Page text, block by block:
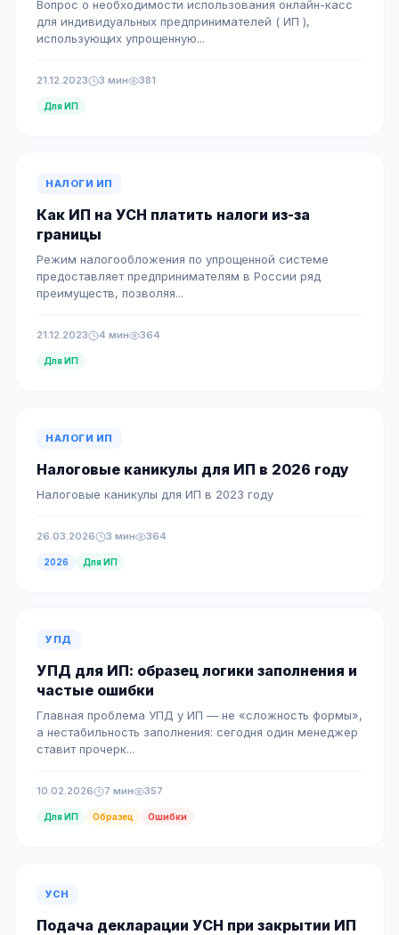
Вопрос о необходимости использования онлайн-касс
для индивидуальных предпринимателей ( ИП ),
использующих упрощенную...
21.12.2023 3 мин 381
Для ИП
НАЛОГИ ИП
Как ИП на УСН платить налоги из-за
границы
Режим налогообложения по упрощенной системе
предоставляет предпринимателям в России ряд
преимуществ, позволяя...
21.12.2023 4 мин 364
Для ИП
НАЛОГИ ИП
Налоговые каникулы для ИП в 2026 году
Налоговые каникулы для ИП в 2023 году
26.03.2026 3 мин 364
2026 Для ИП
УПД
УПД для ИП: образец логики заполнения и
частые ошибки
Главная проблема УПД у ИП — не «сложность формы»,
а нестабильность заполнения: сегодня один менеджер
ставит прочерк...
10.02.2026 7 мин 357
Для ИП Образец Ошибки
УСН
Подача декларации УСН при закрытии ИП